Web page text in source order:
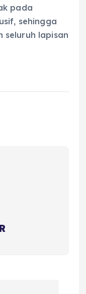
pada
sehingga
lapisan